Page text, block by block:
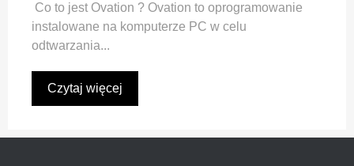
Co to jest Ovation ? Ovation to oprogramowanie
instalowane na komputerze PC w celu
odtwarzania...
Czytaj więcej